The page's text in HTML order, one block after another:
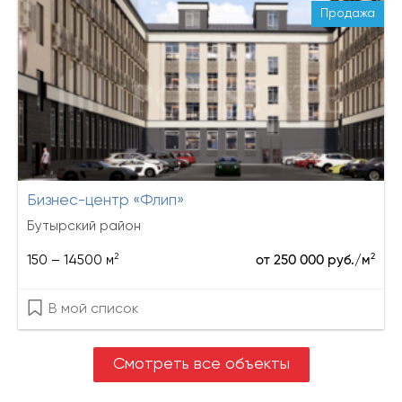
Продажа
Бизнес-центр «Флип»
Бутырский район
150 – 14500 м2 от 250 000 руб./м2
В мой список
Смотреть все объекты